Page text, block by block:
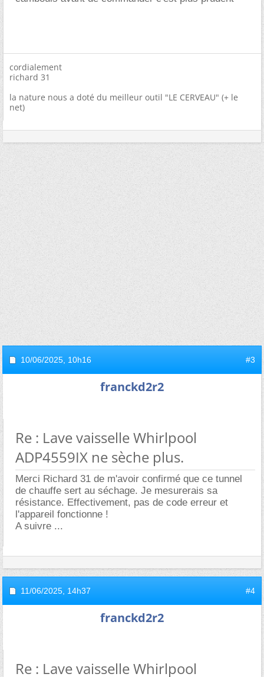
cordialement
richard 31
la nature nous a doté du meilleur outil "LE CERVEAU" (+ le
net)
10/06/2025, 10h16 #3
franckd2r2
Re : Lave vaisselle Whirlpool
ADP4559IX ne sèche plus.
Merci Richard 31 de m'avoir confirmé que ce tunnel
de chauffe sert au séchage. Je mesurerais sa
résistance. Effectivement, pas de code erreur et
l'appareil fonctionne !
A suivre ...
11/06/2025, 14h37 #4
franckd2r2
Re : Lave vaisselle Whirlpool